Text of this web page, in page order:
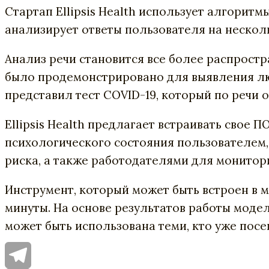
Стартап Ellipsis Health использует
анализирует ответы пользователя на
Анализ речи становится все более
было продемонстрировано для выявления
представил тест COVID-19, который по речи
Ellipsis Health предлагает встраивать свое
психологического состояния
риска, а также работодателями для
Инструмент, который может быть встроен в
минуты. На основе результатов работы
может быть использована теми, кто уже